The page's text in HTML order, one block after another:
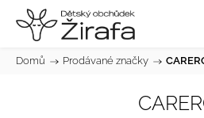
Domů / Prodávané značky /